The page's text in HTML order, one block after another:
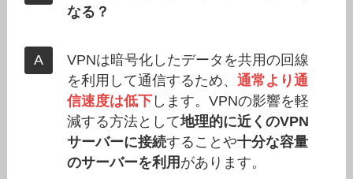
なる？
VPNは暗号化したデータを共用の回線
を利用して通信するため、通常より通
信速度は低下 します。VPNの影響を軽
減する方法として地理的に近くのVPN
サーバーに接続することや十分な容量
のサーバーを利用 があります。